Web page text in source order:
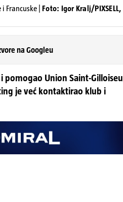
Francuske | Foto: Igor Kralj/PIXSELL,
na Googleu
pomogao Union Saint-Gilloiseu
je već kontaktirao klub i